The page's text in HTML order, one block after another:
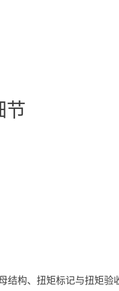
节
构、扭矩标记与扭矩验